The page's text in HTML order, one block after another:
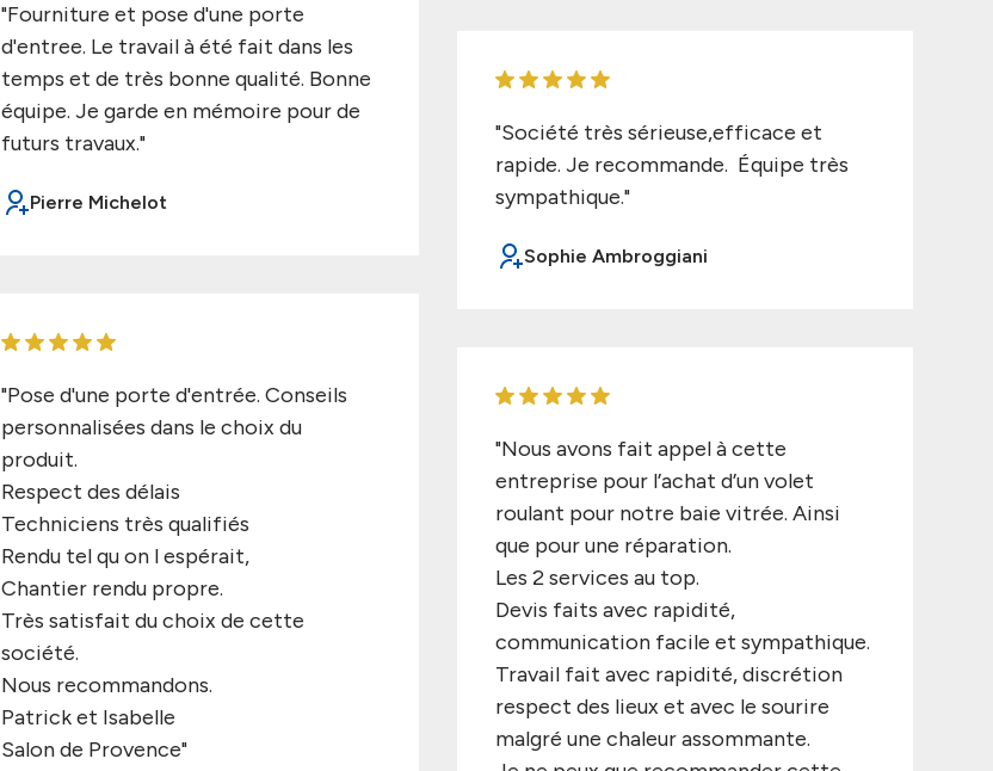
"Fourniture et pose d'une porte
d'entree. Le travail à été fait dans les
temps et de très bonne qualité. Bonne
équipe. Je garde en mémoire pour de
futurs travaux."
Pierre Michelot
"Pose d'une porte d'entrée. Conseils
personnalisées dans le choix du
produit.
Respect des délais
Techniciens très qualifiés
Rendu tel qu on l espérait,
Chantier rendu propre.
Très satisfait du choix de cette
société.
Nous recommandons.
Patrick et Isabelle
Salon de Provence"
"Société très sérieuse,efficace et
rapide. Je recommande. Équipe très
sympathique."
Sophie Ambroggiani
"Nous avons fait appel à cette
entreprise pour l’achat d’un volet
roulant pour notre baie vitrée. Ainsi
que pour une réparation.
Les 2 services au top.
Devis faits avec rapidité,
communication facile et sympathique.
Travail fait avec rapidité, discrétion
respect des lieux et avec le sourire
malgré une chaleur assommante.